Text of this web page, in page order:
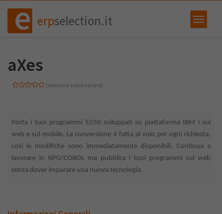
erpselection.it
aXes
(nessuna valutazione)
Porta i tuoi programmi 5250 sviluppati su piattaforma IBM i sul
web e sul mobile. La conversione è fatta al volo per ogni richiesta,
così le modifiche sono immediatamente disponibili. Continua a
lavorare in RPG/COBOL ma pubblica i tuoi programmi sul web
senza dover imparare una nuova tecnologia.